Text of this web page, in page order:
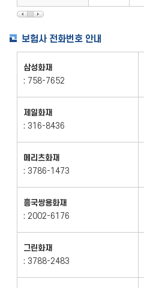
보험사 전화번호 안내
삼성화재
: 758-7652
제일화재
: 316-8436
메리츠화재
: 3786-1473
흥국쌍용화재
: 2002-6176
그린화재
: 3788-2483